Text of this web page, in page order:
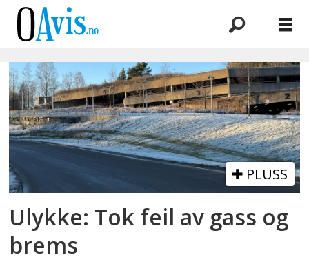
Emne:
førerfeil
PLUSS
Ulykke: Tok feil av gass og
brems